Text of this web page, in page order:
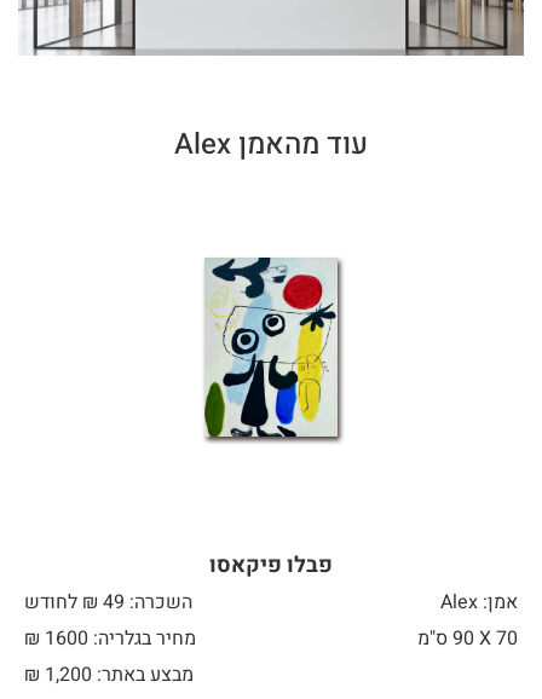
עוד מהאמן Alex
פבלו פיקאסו
אמן: Alex
השכרה: 49 ₪ לחודש
70 X
מחיר בגלריה: 1600 ₪
מבצע באתר:
₪ 1,200